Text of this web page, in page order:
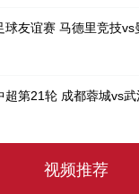
球友谊赛 马德里竞技vs
超第21轮 成都蓉城vs
视频推荐